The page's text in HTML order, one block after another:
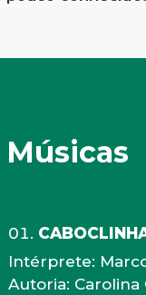
Músicas
Intérprete:
Autoria: Carolina